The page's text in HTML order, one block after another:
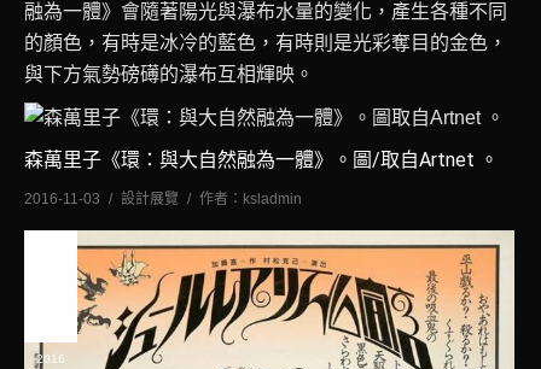
融為一體》會隨著陽光與瀑布水量的變化，產生各種不同
的顏色，有時是冰冷的藍色，有時則是光彩奪目的金色，
與下方氣勢磅礡的瀑布互相輝映。
森萬里子《環：與大自然融為一體》。圖/取自Artnet 。
2016-11-03 設計展覽 作者： ksladmin
2016